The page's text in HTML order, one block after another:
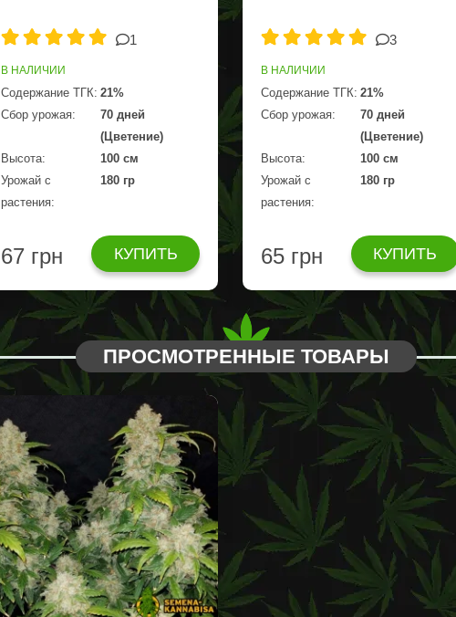
1
В НАЛИЧИИ
Содержание ТГК: 21%
Сбор урожая:
70 дней
(Цветение)
Высота:
100 см
Урожай с
растения:
180 гр
67 грн КУПИТЬ
3
В НАЛИЧИИ
Содержание ТГК: 21%
Сбор урожая:
70 дней
(Цветение)
Высота:
100 см
Урожай с
растения:
180 гр
65 грн КУПИТЬ
ПРОСМОТРЕННЫЕ ТОВАРЫ